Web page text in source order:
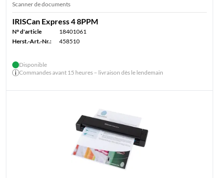
Scanner de documents
IRISCan Express 4 8PPM
N° d'article
18401061
Herst.-Art.-Nr.:
458510
Disponible
Commandes avant 15 heures – livraison dès le lendemain